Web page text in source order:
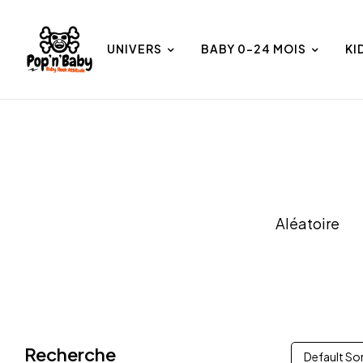
UNIVERS BABY 0-24 MOIS
Aléatoire
Recherche Default